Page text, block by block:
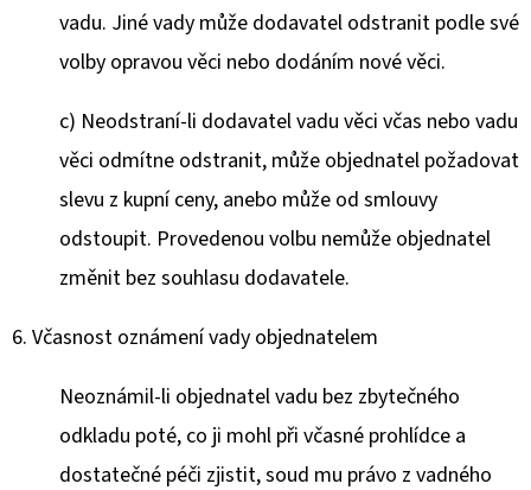
vadu. Jiné vady může dodavatel odstranit podle své
volby opravou věci nebo dodáním nové věci.
c) Neodstraní-li dodavatel vadu věci včas nebo vadu
věci odmítne odstranit, může objednatel požadovat
slevu z kupní ceny, anebo může od smlouvy
odstoupit. Provedenou volbu nemůže objednatel
změnit bez souhlasu dodavatele.
6. Včasnost oznámení vady objednatelem
Neoznámil-li objednatel vadu bez zbytečného
odkladu poté, co ji mohl při včasné prohlídce a
dostatečné péči zjistit, soud mu právo z vadného